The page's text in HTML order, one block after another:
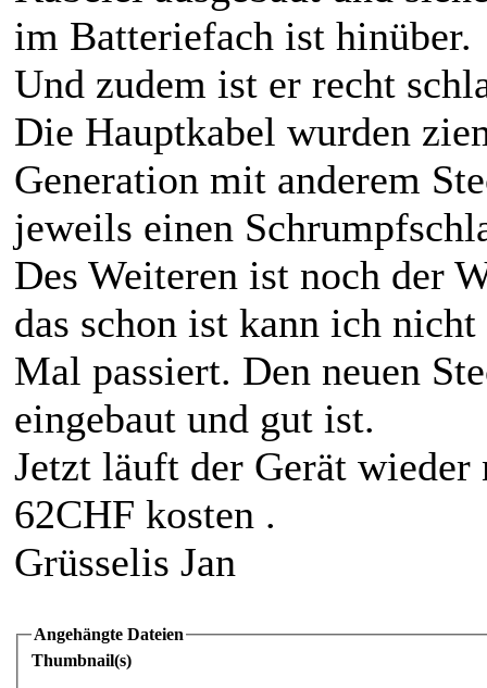
im Batteriefach ist hinüber.
Und zudem ist er recht
Die Hauptkabel wurden
Generation mit anderem
jeweils einen
Des Weiteren ist noch der
das schon ist kann ich
Mal passiert. Den neuen
eingebaut und gut ist.
Jetzt läuft der Gerät
62CHF kosten .
Grüsselis Jan
Angehängte Dateien
Thumbnail(s)